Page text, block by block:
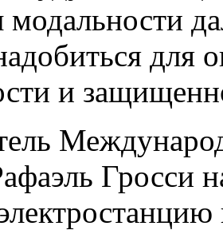
модальности
для
и
Гросси